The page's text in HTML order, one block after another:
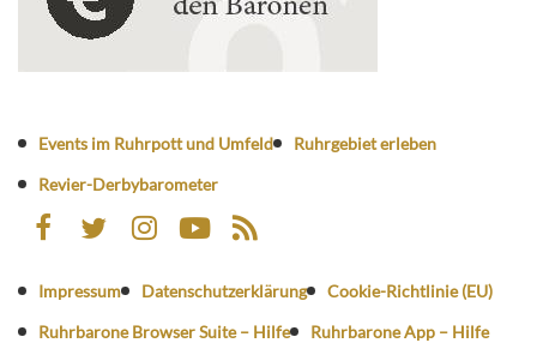
Events im Ruhrpott und Umfeld
Ruhrgebiet erleben
Revier-Derbybarometer
Impressum Datenschutzerklärung
Cookie-Richtlinie (EU)
Ruhrbarone Browser Suite – Hilfe
Ruhrbarone App – Hilfe